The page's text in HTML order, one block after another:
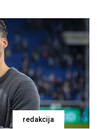
redakcija